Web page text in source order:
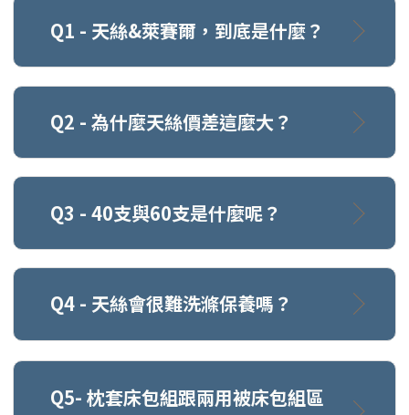
Q1 - 天絲&萊賽爾，到底是什麼？
Q2 - 為什麼天絲價差這麼大？
Q3 - 40支與60支是什麼呢？
Q4 - 天絲會很難洗滌保養嗎？
Q5- 枕套床包組跟兩用被床包組區